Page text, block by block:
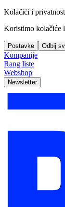
Kolačići i privatnost
Koristimo kolačiće
Postavke Odbij
Kompanije
Rang liste
Webshop
Newsletter